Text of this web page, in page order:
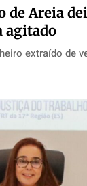
de Areia
agitado
extraído de